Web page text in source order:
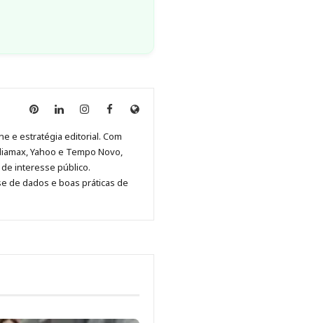
Anny
no
Pinterest
Anny
no
LinkedIn
Anny
no
Instagram
Anny
no
Facebook
Site
e estratégia editorial. Com
Yahoo e Tempo Novo,
interesse público.
de dados e boas práticas de